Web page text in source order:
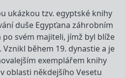
ukázkou tzv. egyptské knihy
duše Egypťana záhrobním
svém majiteli, jímž byl blíže
během 19. dynastie a je
exemplářem knihy
oblasti někdejšího Vesetu